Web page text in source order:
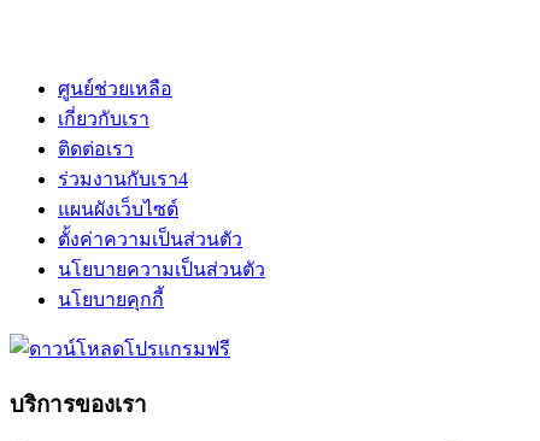
ศูนย์ช่วยเหลือ
เกี่ยวกับเรา
ติดต่อเรา
ร่วมงานกับเรา4
แผนผังเว็บไซต์
ตั้งค่าความเป็นส่วนตัว
นโยบายความเป็นส่วนตัว
นโยบายคุกกี้
บริการของเรา